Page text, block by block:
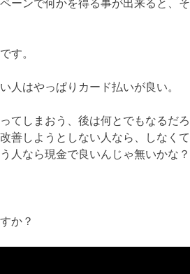
ーンで何かを得る事が出来ると、そ
す。
人はやっぱりカード払いが良い。
てしまおう、後は何とでもなるだろ
善しようとしない人なら、しなくて
人なら現金で良いんじゃ無いかな？
か？